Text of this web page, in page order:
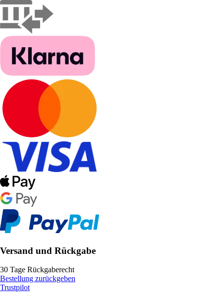
Versand und Rückgabe
30 Tage Rückgaberecht
Bestellung zurückgeben
Trustpilot